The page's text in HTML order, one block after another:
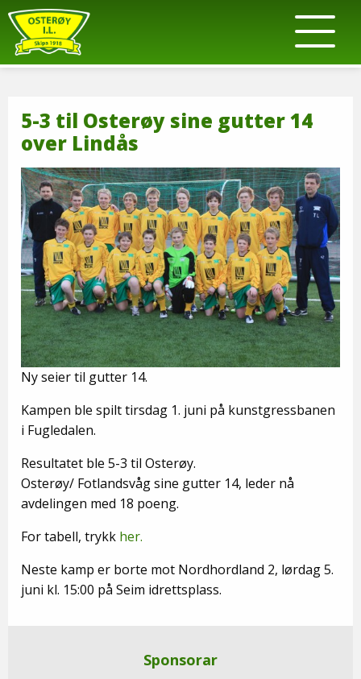
5-3 til Osterøy sine gutter 14
over Lindås
Ny seier til gutter 14.
Kampen ble spilt tirsdag 1. juni på kunstgressbanen
i Fugledalen.
Resultatet ble 5-3 til Osterøy.
Osterøy/ Fotlandsvåg sine gutter 14, leder nå
avdelingen med 18 poeng.
For tabell, trykk her.
Neste kamp er borte mot Nordhordland 2, lørdag 5.
juni kl. 15:00 på Seim idrettsplass.
Sponsorar